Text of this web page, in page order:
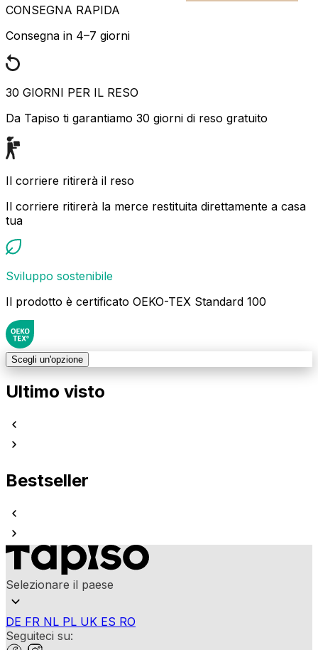
CONSEGNA RAPIDA
Consegna in 4–7 giorni
30 GIORNI PER IL RESO
Da Tapiso ti garantiamo 30 giorni di reso gratuito
Il corriere ritirerà il reso
Il corriere ritirerà la merce restituita direttamente a casa
tua
Sviluppo sostenibile
Il prodotto è certificato OEKO-TEX Standard 100
Scegli un'opzione
Ultimo visto
Bestseller
Selezionare il paese
DE FR NL PL UK ES RO
Seguiteci su: